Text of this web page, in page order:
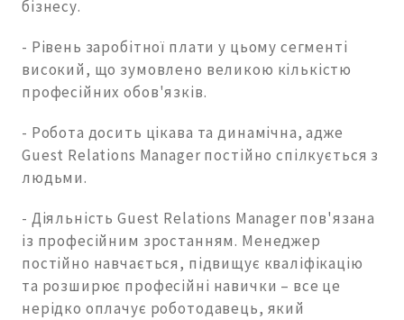
бізнесу.
- Рівень заробітної плати у цьому сегменті
високий, що зумовлено великою кількістю
професійних обов'язків.
- Робота досить цікава та динамічна, адже
Guest Relations Manager постійно спілкується з
людьми.
- Діяльність Guest Relations Manager пов'язана
із професійним зростанням. Менеджер
постійно навчається, підвищує кваліфікацію
та розширює професійні навички – все це
нерідко оплачує роботодавець, який